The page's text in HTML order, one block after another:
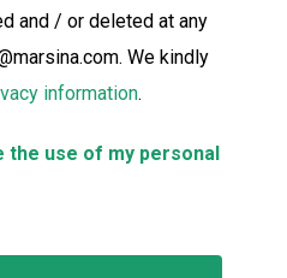
and / or deleted at any
We kindly
information.
the use of my personal